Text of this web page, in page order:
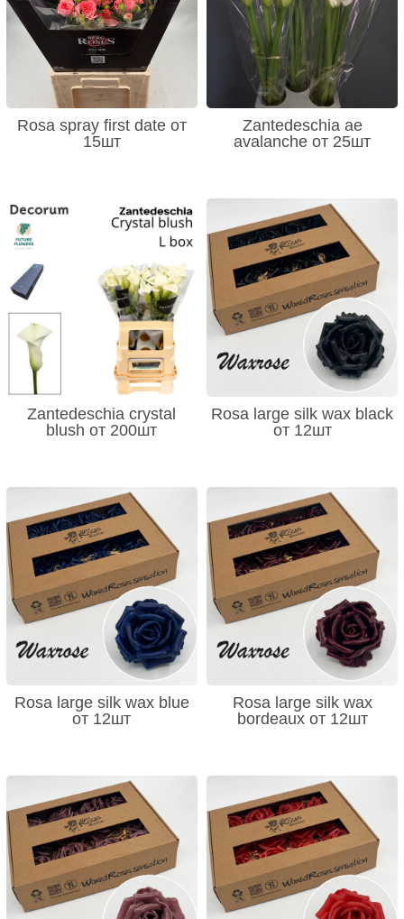
Rosa spray first date от
15шт
Zantedeschia ae
avalanche от 25шт
Zantedeschia crystal
blush от 200шт
Rosa large silk wax black
от 12шт
Rosa large silk wax blue
от 12шт
Rosa large silk wax
bordeaux от 12шт